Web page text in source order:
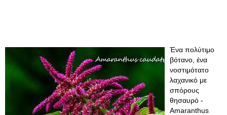
Ένα πολύτιμο
βότανο, ένα
νοστιμότατο
λαχανικό με
σπόρους
θησαυρό -
Amaranthus